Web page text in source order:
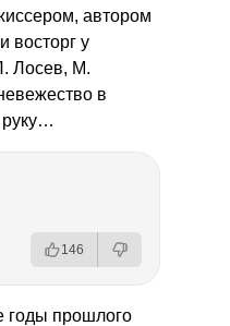
автором
восторг у
Лосев, М.
в
руку…
146
годы прошлого